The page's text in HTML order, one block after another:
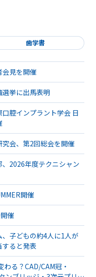
歯学書
会見を開催
挙に出馬表明
口腔インプラント学会 日
会、第2回総会を開催
2026年度テクニシャン
開催
催
子どもの約4人に1人が
ると発表
る？CAD/CAM冠・